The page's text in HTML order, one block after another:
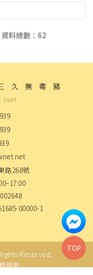
資料總數：62
TOP
路268號
00000-1
Reserved.
條款